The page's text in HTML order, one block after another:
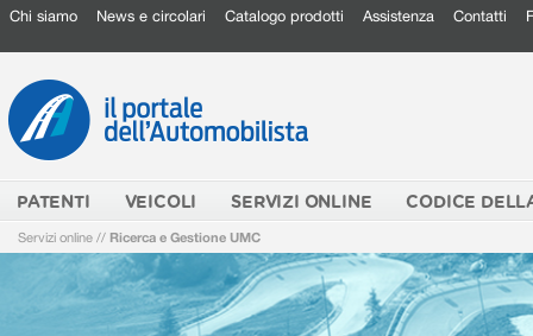
Chi siamo News e circolari Catalogo prodotti Assistenza Contatti
PATENTI VEICOLI SERVIZI ONLINE CODICE
Servizi online // Ricerca e Gestione UMC